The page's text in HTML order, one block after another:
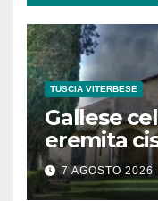
TUSCIA VITERBESE
Gallese
eremita
secolo
7 AGOSTO 2026